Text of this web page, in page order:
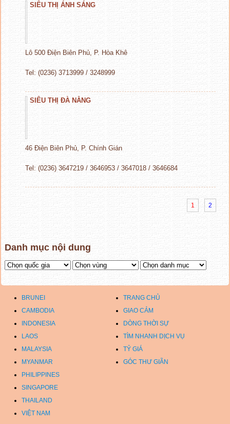
SIÊU THỊ ÁNH SÁNG
Lô 500 Điện Biên Phủ, P. Hòa Khê
Tel: (0236) 3713999 / 3248999
SIÊU THỊ ĐÀ NẴNG
46 Điện Biên Phủ, P. Chính Gián
Tel: (0236) 3647219 / 3646953 / 3647018 / 3646684
1 2
Danh mục nội dung
BRUNEI
TRANG CHỦ
CAMBODIA
GIAO CẢM
INDONESIA
DÒNG THỜI SỰ
LAOS
TÌM NHANH DỊCH VỤ
MALAYSIA
TỶ GIÁ
MYANMAR
GÓC THƯ GIÃN
PHILIPPINES
SINGAPORE
THAILAND
VIỆT NAM